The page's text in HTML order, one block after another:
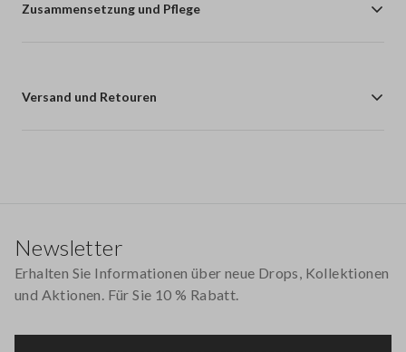
Zusammensetzung und Pflege
Versand und Retouren
Newsletter
Erhalten Sie Informationen über neue Drops, Kollektionen
und Aktionen. Für Sie 10 % Rabatt.